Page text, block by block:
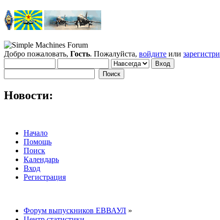
Добро пожаловать, Гость. Пожалуйста, войдите или
Новости:
Начало
Помощь
Поиск
Календарь
Вход
Регистрация
Форум выпускников ЕВВАУЛ »